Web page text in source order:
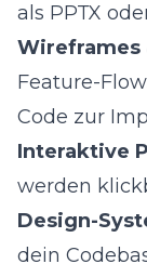
als PPTX
Wireframes
Feature-
Code zur
Interaktive
werden
Design-
dein